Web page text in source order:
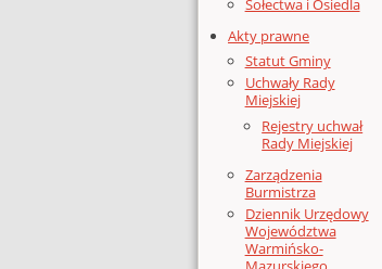
Sołectwa i Osiedla
Akty prawne
Statut Gminy
Uchwały Rady
Miejskiej
Rejestry uchwał
Rady Miejskiej
Zarządzenia
Burmistrza
Dziennik Urzędowy
Województwa
Warmińsko-